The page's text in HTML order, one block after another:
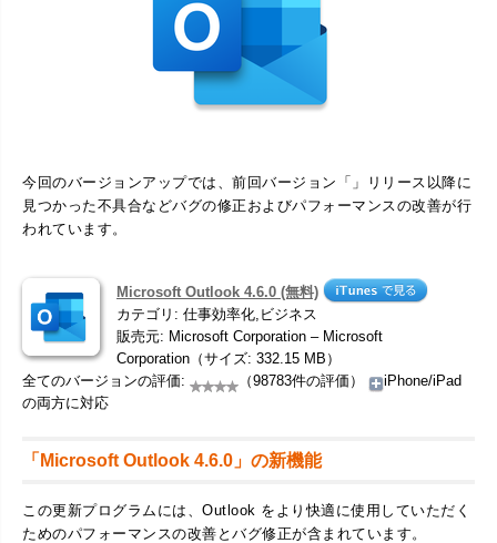
今回のバージョンアップでは、前回バージョン「」リリース以降に
見つかった不具合などバグの修正およびパフォーマンスの改善が行
われています。
Microsoft Outlook 4.6.0 (無料)
カテゴリ: 仕事効率化,ビジネス
販売元: Microsoft Corporation – Microsoft
Corporation（サイズ: 332.15 MB）
全てのバージョンの評価:
（98783件の評価）
iPhone/iPad
の両方に対応
「Microsoft Outlook 4.6.0」の新機能
この更新プログラムには、Outlook をより快適に使用していただく
ためのパフォーマンスの改善とバグ修正が含まれています。